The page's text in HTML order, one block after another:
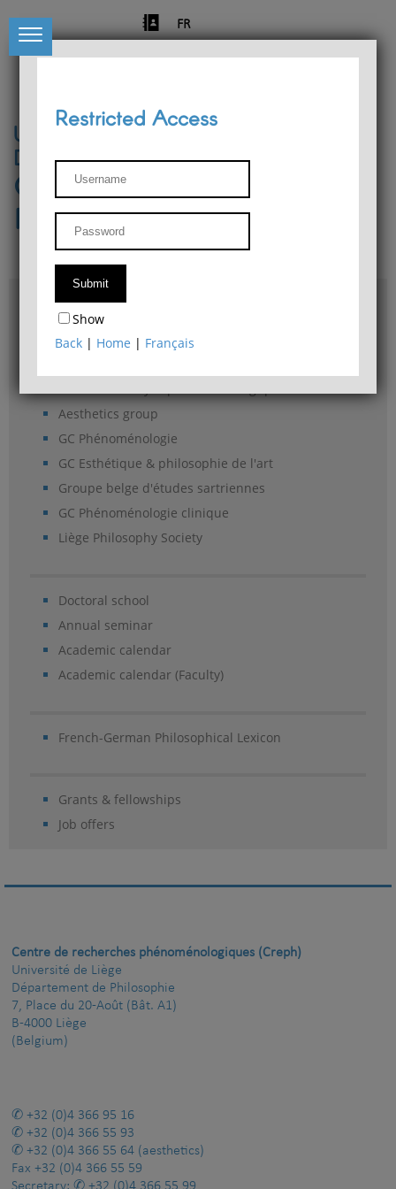
FR
University of Liège
Départment of Philosophy
Center for Phenomenological
Research
Access & maps
Philosophy Department Library
Aesthetics group
GC Phénoménologie
GC Esthétique & philosophie de l'art
Groupe belge d'études sartriennes
GC Phénoménologie clinique
Liège Philosophy Society
Doctoral school
Annual seminar
Academic calendar
Academic calendar (Faculty)
French-German Philosophical Lexicon
Grants & fellowships
Job offers
Restricted Access
Show
Back | Home | Français
Centre de recherches phénoménologiques (Creph)
Université de Liège
Département de Philosophie
7, Place du 20-Août (Bât. A1)
B-4000 Liège
(Belgium)
+32 (0)4 366 95 16
+32 (0)4 366 55 93
+32 (0)4 366 55 64 (aesthetics)
Fax +32 (0)4 366 55 59